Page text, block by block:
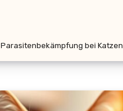
Parasitenbekämpfung bei Katzen